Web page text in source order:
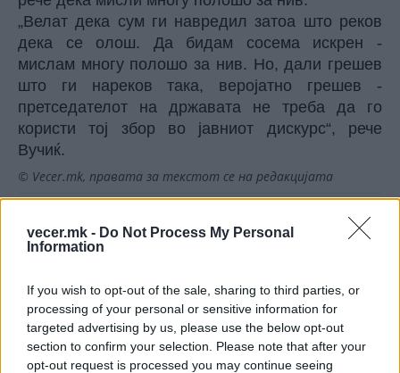
vecer.mk - Do Not Process My Personal
Information
If you wish to opt-out of the sale, sharing to third parties, or
processing of your personal or sensitive information for
targeted advertising by us, please use the below opt-out
section to confirm your selection. Please note that after your
opt-out request is processed you may continue seeing
„Велат дека сум ги навредил затоа што реков
дека се олош. Да бидам сосема искрен -
мислам многу полошо за нив. Но, дали грешев
што ги нареков така, веројатно грешев -
претседателот на државата не треба да го
користи тој збор во јавниот дискурс“, рече
Вучиќ.
© Vecer.mk, правата за текстот се на редакцијата
„НЕ ВЕРУВАМ ДЕКА ВОЈНАТА ВО
УКРАИНА БРЗО ЌЕ ЗАВРШИ“, кажа
разговаравме за воена соработка
Невиден инцидент во
собранието: КУРТИ ГАЃАН СО ЈАЈЦА
(ВИДЕО)